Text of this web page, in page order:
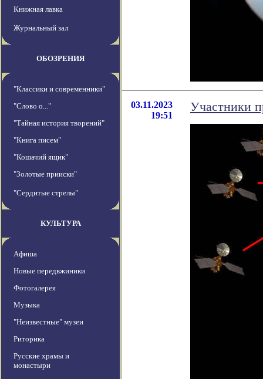
Книжная лавка
Журнальный зал
ОБОЗРЕНИЯ
"Классики и современники"
"Слово о..."
"Тайная история творений"
"Книга писем"
"Кошачий ящик"
"Золотые прииски"
"Сердитые стрелы"
КУЛЬТУРА
Афиша
Новые передвжиники
Фотогалерея
Музыка
"Неизвестные" музеи
Риторика
Русские храмы и
монастыри
03.11.2023
19:51
Участники